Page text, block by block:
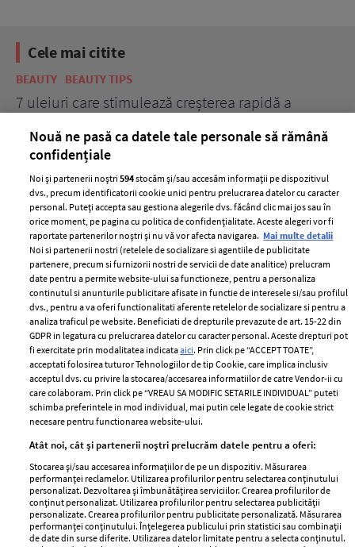
Cele mai citite
BEAUTY BEAUTY TIPS
7 uleiuri care stimulează creșterea rapidă a
ELLE Style Awards
2024
Despre ELLE
Romania
Contact
Abonamente
Termeni si conditii
Politica de
confidențialitate
Politica de cookies
Publicitate
GSP
Unica
Baby
Retete
femei
Viva
Avantaje
Retete practice
Nouă ne pasă ca datele tale personale să rămână
confidențiale
Noi și partenerii noștri594stocăm și/sau accesăm informații pe dispozitivul
dvs., precum identificatorii cookie unici pentru prelucrarea datelor cu caracter
personal. Puteți accepta sau gestiona alegerile dvs. făcând clic mai jos sau în
orice moment, pe pagina cu politica de confidențialitate. Aceste alegeri vor fi
raportate partenerilor noștri și nu vă vor afecta navigarea. Mai multe detalii
Noi si partenerii nostri (retelele de socializare si agentiile de publicitate
partenere, precum si furnizorii nostri de servicii de date analitice) prelucram
date pentru a permite website-ului sa functioneze, pentru a personaliza
continutul si anunturile publicitare afisate in functie de interesele si/sau profilul
dvs., pentru a va oferi functionalitati aferente retelelor de socializare si pentru a
analiza traficul pe website. Beneficiati de drepturile prevazute de art. 15-22 din
GDPR in legatura cu prelucrarea datelor cu caracter personal. Aceste drepturi pot
fi exercitate prin modalitatea indicataaici. Prin click pe “ACCEPT TOATE”,
acceptati folosirea tuturor Tehnologiilor de tip Cookie, care implica inclusiv
acceptul dvs. cu privire la stocarea/accesarea informatiilor de catre Vendor-ii cu
care colaboram. Prin click pe “VREAU SA MODIFIC SETARILE INDIVIDUAL” puteti
schimba preferintele in mod individual, mai putin cele legate de cookie strict
necesare pentru functionarea website-ului.
Atât noi, cât și partenerii noștri prelucrăm datele pentru a oferi:
Stocarea și/sau accesarea informațiilor de pe un dispozitiv. Măsurarea
performanței reclamelor. Utilizarea profilurilor pentru selectarea conținutului
personalizat. Dezvoltarea și îmbunătățirea serviciilor. Crearea profilurilor de
conținut personalizat. Utilizarea profilurilor pentru selectarea publicității
personalizate. Crearea profilurilor pentru publicitate personalizată. Măsurarea
performanței conținutului. Înțelegerea publicului prin statistici sau combinații
de date din surse diferite. Utilizarea datelor limitate pentru a selecta conținutul.